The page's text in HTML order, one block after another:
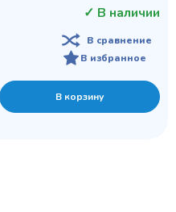
✓ В наличии
В сравнение
В избранное
В корзину